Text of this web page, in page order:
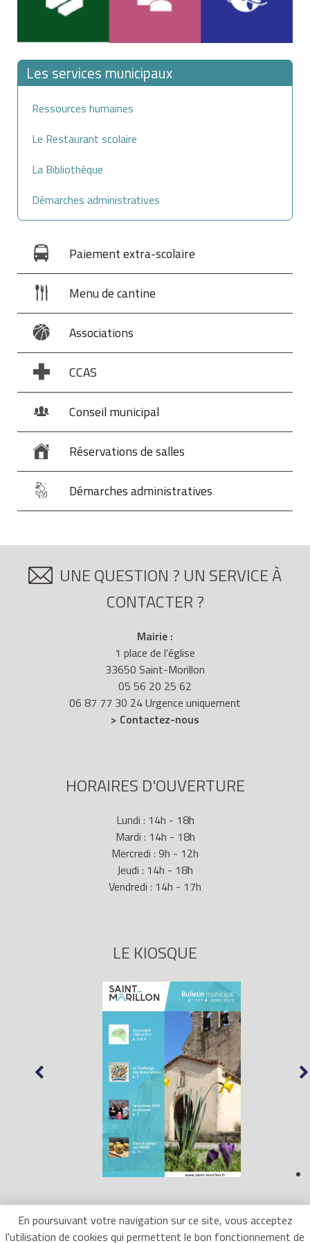
En poursuivant votre navigation sur ce site, vous acceptez
l'utilisation de cookies qui permettent le bon fonctionnement de
les partenaires qui ont demandé la dissolution de leur
Pacs peuvent vérifier auprès de l'officier de l'état civil
marge de leur acte de naissance.
Les services municipaux
Ressources humaines
Le Restaurant scolaire
La Bibliothèque
Démarches administratives
Paiement extra-scolaire
Menu de cantine
Associations
CCAS
Conseil municipal
Réservations de salles
Démarches administratives
UNE QUESTION ? UN SERVICE À
CONTACTER ?
Mairie :
1 place de l'église
33650 Saint-Morillon
05 56 20 25 62
06 87 77 30 24 Urgence uniquement
> Contactez-nous
HORAIRES D'OUVERTURE
Lundi : 14h - 18h
Mardi : 14h - 18h
Mercredi : 9h - 12h
Jeudi : 14h - 18h
Vendredi : 14h - 17h
LE KIOSQUE